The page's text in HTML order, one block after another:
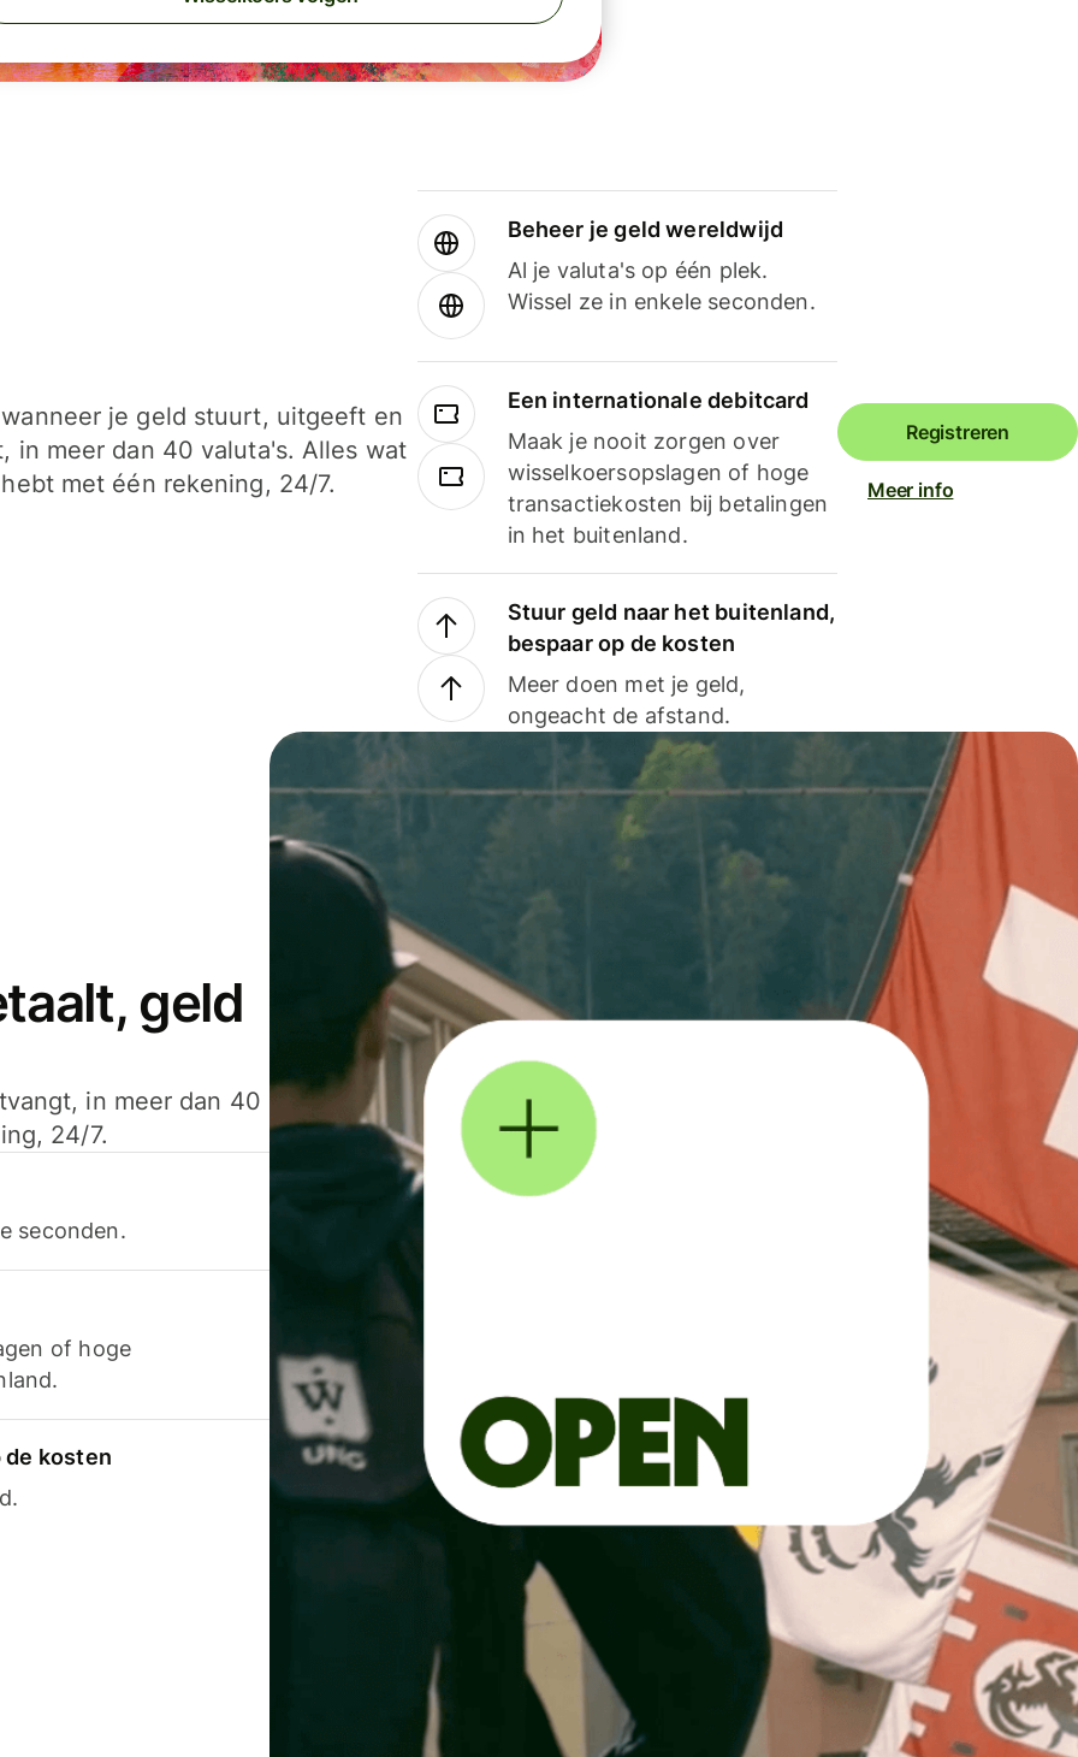
je geld stuurt, uitgeeft en
in meer dan 40 valuta's. Alles wat
met één rekening, 24/7.
Beheer je geld wereldwijd
Al je valuta's op één plek.
Wissel ze in enkele seconden.
Een internationale debitcard
Maak je nooit zorgen over
wisselkoersopslagen of hoge
transactiekosten bij betalingen
in het buitenland.
Stuur geld naar het buitenland,
bespaar op de kosten
Meer doen met je geld,
ongeacht de afstand.
Registreren
Meer info
geld
in meer dan 40
24/7.
seconden.
of hoge
de kosten